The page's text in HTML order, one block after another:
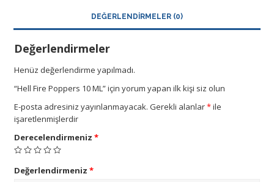
DEĞERLENDIRMELER (0)
Değerlendirmeler
Henüz değerlendirme yapılmadı.
“Hell Fire Poppers 10 ML” için yorum yapan ilk kişi siz olun
E-posta adresiniz yayınlanmayacak. Gerekli alanlar*ile
işaretlenmişlerdir
Derecelendirmeniz *
Değerlendirmeniz *